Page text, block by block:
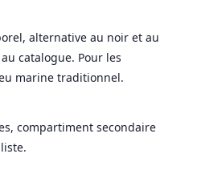
alternative au noir et au
catalogue. Pour les
marine traditionnel.
compartiment secondaire